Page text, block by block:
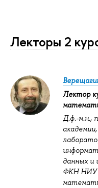
Лекторы 2
Лектор
Д.ф.-м.н.,
данных и
ФКННИУ